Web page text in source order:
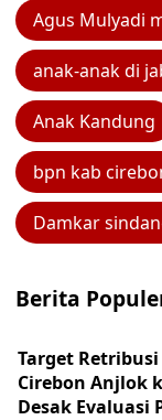
Agus Mulyadi
anak-anak di
Anak Kandung
bpn kab
Damkar
Berita
Target
Cirebon Anjlok
Desak Evaluasi